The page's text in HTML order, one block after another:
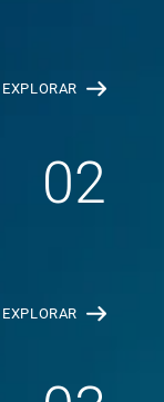
EXPLORAR
02
EXPLORAR